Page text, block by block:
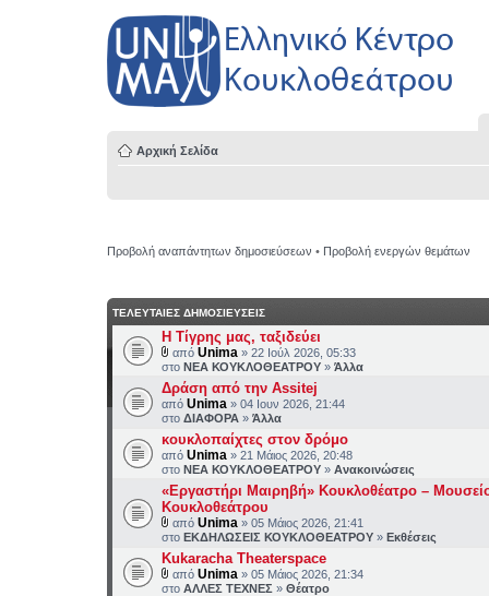
Αρχική Σελίδα
Προβολή αναπάντητων δημοσιεύσεων • Προβολή ενεργών θεμάτων
ΤΕΛΕΥΤΑΙΕΣ ΔΗΜΟΣΙΕΥΣΕΙΣ
H Τίγρης μας, ταξιδεύει
από Unima » 22 Ιούλ 2026, 05:33
στο ΝΕΑ ΚΟΥΚΛΟΘΕΑΤΡΟΥ » Άλλα
Δράση από την Assitej
από Unima » 04 Ιουν 2026, 21:44
στο ΔΙΑΦΟΡΑ » Άλλα
κουκλοπαίχτες στον δρόμο
από Unima » 21 Μάιος 2026, 20:48
στο ΝΕΑ ΚΟΥΚΛΟΘΕΑΤΡΟΥ » Ανακοινώσεις
«Εργαστήρι Μαιρηβή» Κουκλοθέατρο –
Κουκλοθεάτρου
από Unima » 05 Μάιος 2026, 21:41
στο ΕΚΔΗΛΩΣΕΙΣ ΚΟΥΚΛΟΘΕΑΤΡΟΥ » Εκθέσεις
Kukaracha Theaterspace
από Unima » 05 Μάιος 2026, 21:34
στο ΑΛΛΕΣ ΤΕΧΝΕΣ » Θέατρο